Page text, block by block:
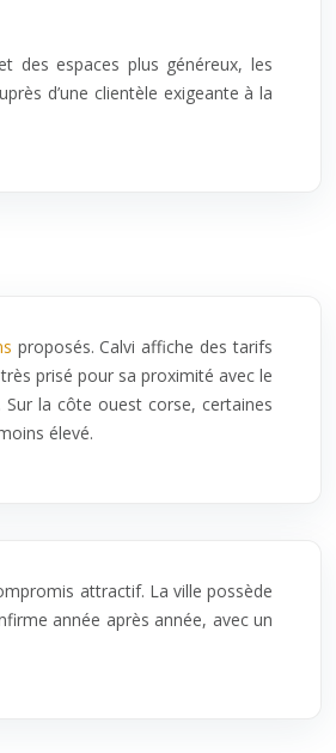
des espaces plus généreux, les
d’une clientèle exigeante à la
proposés. Calvi affiche des tarifs
prisé pour sa proximité avec le
la côte ouest corse, certaines
élevé.
attractif. La ville possède
année après année, avec un